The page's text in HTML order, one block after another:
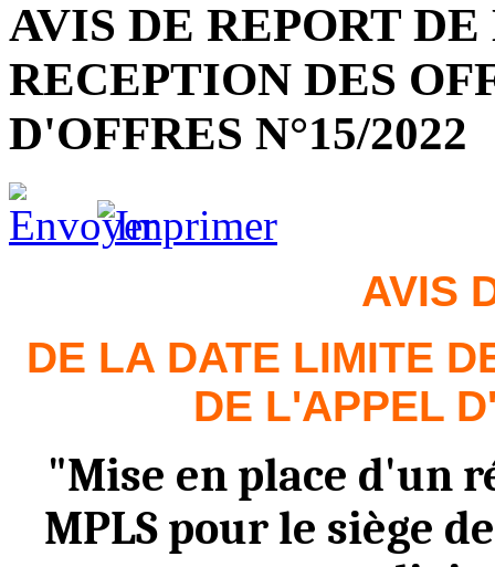
AVIS DE REPORT
RECEPTION DES
D'OFFRES N°15/2022
AVIS
DE LA DATE LIMITE
DE L'APPEL
"Mise en place d'un
MPLS pour le siège